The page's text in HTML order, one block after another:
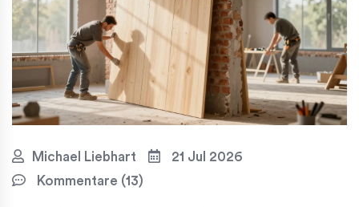
Michael Liebhart
21 Jul 2026
Kommentare (13)